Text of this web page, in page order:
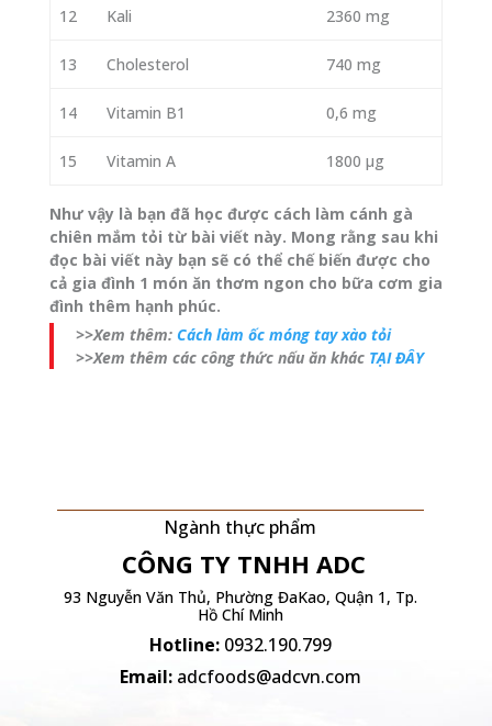
12 Kali 2360 mg
13 Cholesterol 740 mg
14 Vitamin B1 0,6 mg
15 Vitamin A 1800 µg
Như vậy là bạn đã học được cách làm cánh gà
chiên mắm tỏi từ bài viết này. Mong rằng sau khi
đọc bài viết này bạn sẽ có thể chế biến được cho
cả gia đình 1 món ăn thơm ngon cho bữa cơm gia
đình thêm hạnh phúc.
>>Xem thêm: Cách làm ốc móng tay xào tỏi
>>Xem thêm các công thức nấu ăn khácTẠI ĐÂY
Ngành thực phẩm
CÔNG TY TNHH ADC
93 Nguyễn Văn Thủ, Phường ĐaKao, Quận 1, Tp.
Hồ Chí Minh
Hotline: 0932.190.799
Email: adcfoods@adcvn.com